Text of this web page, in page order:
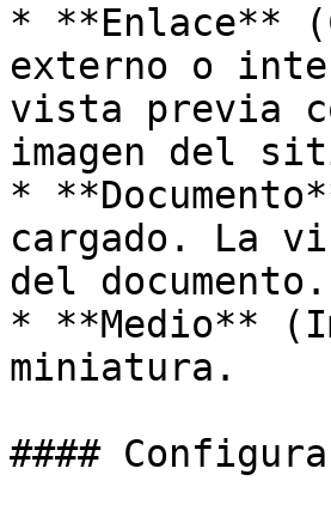
* **Enlace**
externo o
vista previa
imagen del
*
cargado. La
del documento.
* **Medio**
miniatura.
####